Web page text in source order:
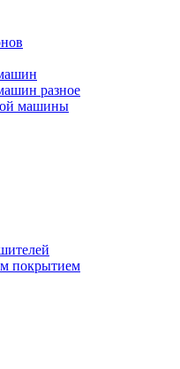
разное
машины
покрытием